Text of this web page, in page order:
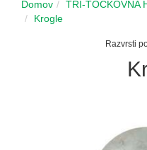
Domov TRI-TOČKOVNA
Krogle
Razvrsti